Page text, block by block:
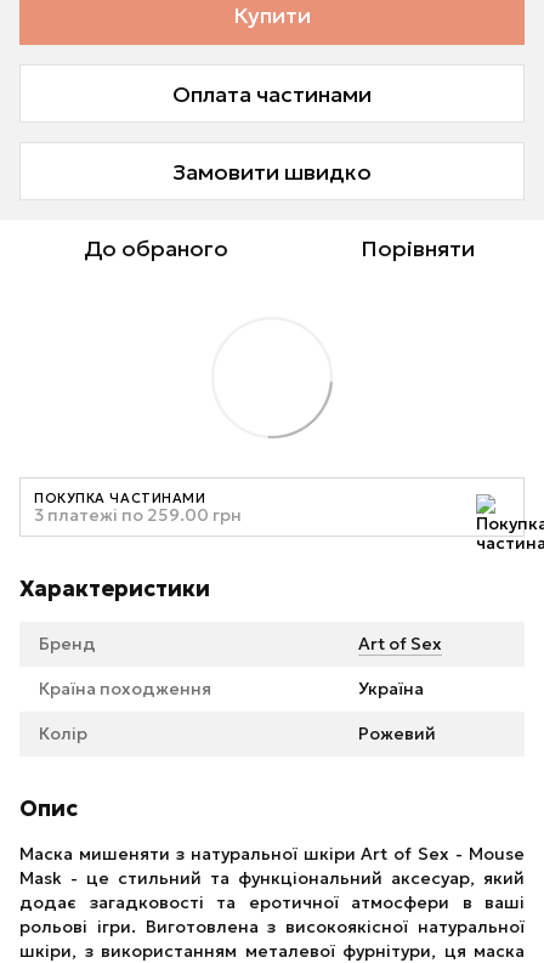
Купити
Оплата частинами
Замовити швидко
До обраного Порівняти
ПОКУПКА ЧАСТИНАМИ
3 платежі по 259.00 грн
Характеристики
Бренд Art of Sex
Країна походження Україна
Колір Рожевий
Опис
Маска мишеняти з натуральної шкіри Art of Sex - Mouse
Mask - це стильний та функціональний аксесуар, який
додає загадковості та еротичної атмосфери в ваші
рольові ігри. Виготовлена з високоякісної натуральної
шкіри, з використанням металевої фурнітури, ця маска